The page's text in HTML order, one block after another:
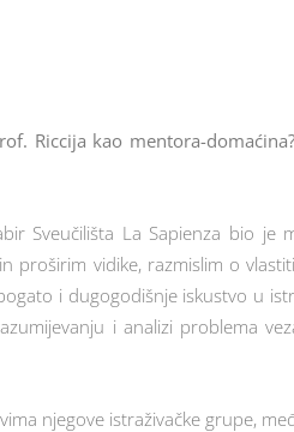
Riccija kao mentora-
La Sapienza bio je
vidike, razmislim o
i dugogodišnje iskustvo u
i analizi problema
njegove istraživačke grupe,